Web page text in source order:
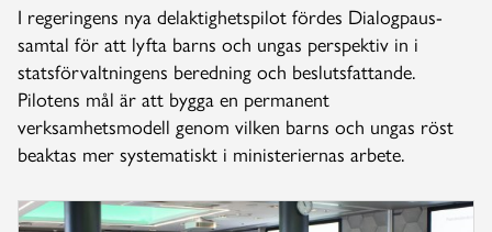
I regeringens nya delaktighetspilot fördes Dialogpaus-
samtal för att lyfta barns och ungas perspektiv in i
statsförvaltningens beredning och beslutsfattande.
Pilotens mål är att bygga en permanent
verksamhetsmodell genom vilken barns och ungas röst
beaktas mer systematiskt i ministeriernas arbete.